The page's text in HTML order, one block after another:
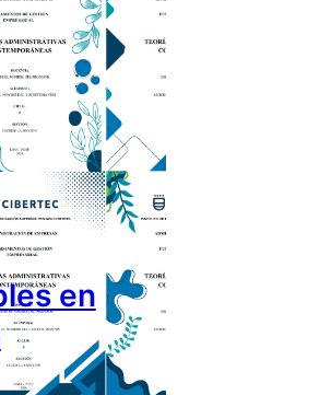
en